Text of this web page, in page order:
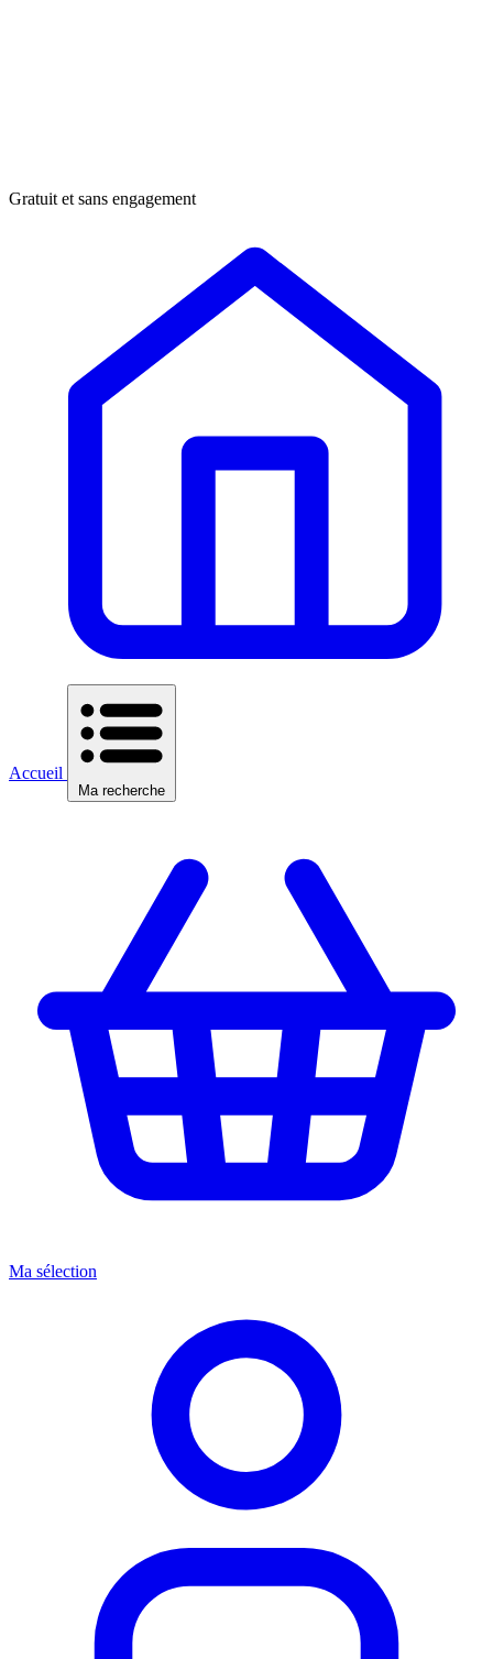
Gratuit et sans engagement
Accueil
Ma recherche
Ma sélection